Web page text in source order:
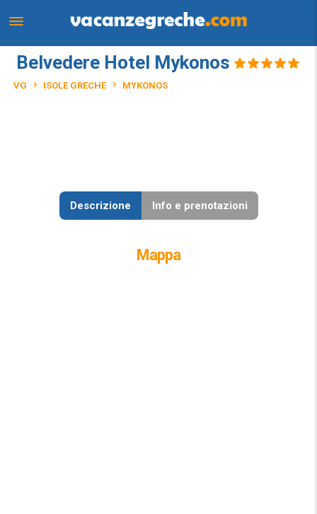
Belvedere Hotel Mykonos
VG ISOLE GRECHE MYKONOS
Descrizione Info e prenotazioni
Mappa